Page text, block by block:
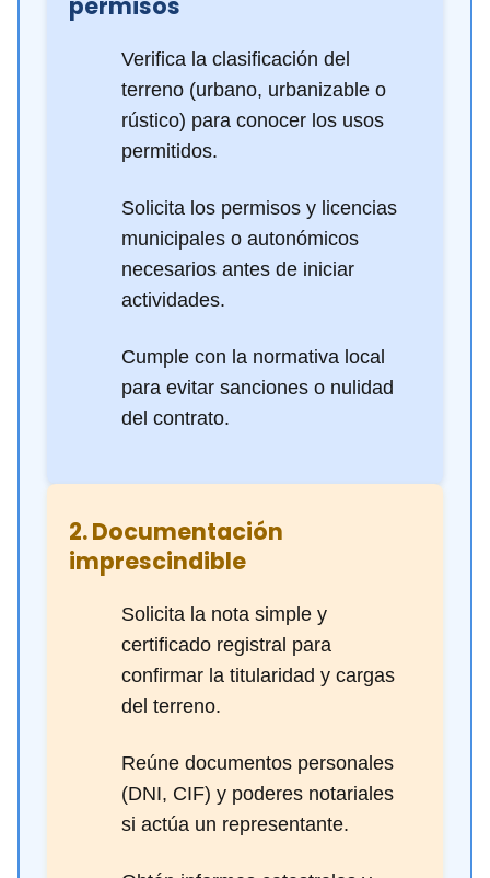
Verifica la clasificación del
terreno (urbano, urbanizable o
rústico) para conocer los usos
permitidos.
Solicita los permisos y licencias
municipales o autonómicos
necesarios antes de iniciar
actividades.
Cumple con la normativa local
para evitar sanciones o nulidad
del contrato.
2. Documentación
imprescindible
Solicita la nota simple y
certificado registral para
confirmar la titularidad y cargas
del terreno.
Reúne documentos personales
(DNI, CIF) y poderes notariales
si actúa un representante.